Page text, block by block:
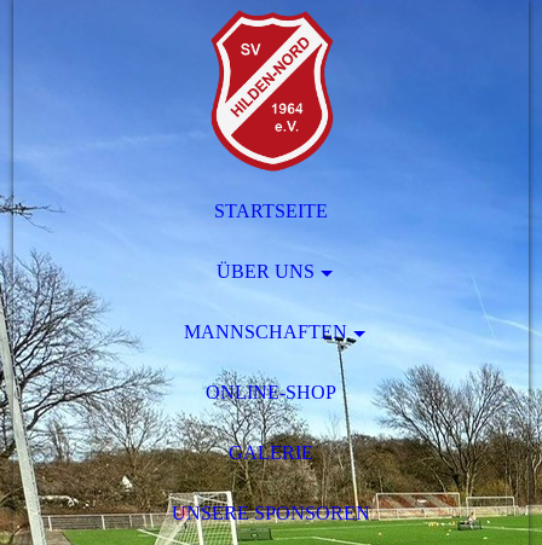
STARTSEITE
ÜBER UNS
MANNSCHAFTEN
ONLINE-SHOP
GALERIE
UNSERE SPONSOREN